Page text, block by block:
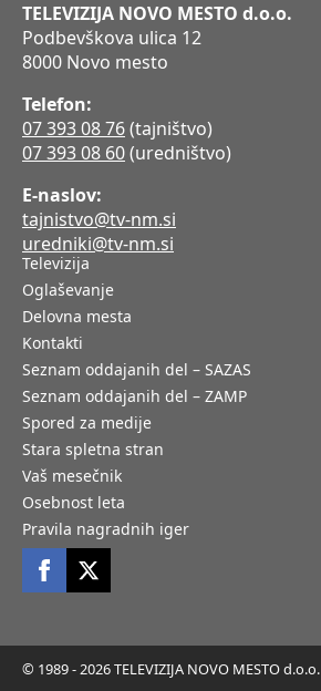
TELEVIZIJA NOVO MESTO d.o.o.
Podbevškova ulica 12
8000 Novo mesto
Telefon:
07 393 08 76(tajništvo)
07 393 08 60(uredništvo)
E-naslov:
tajnistvo@tv-nm.si
uredniki@tv-nm.si
Televizija
Oglaševanje
Delovna mesta
Kontakti
Seznam oddajanih del – SAZAS
Seznam oddajanih del – ZAMP
Spored za medije
Stara spletna stran
Vaš mesečnik
Osebnost leta
Pravila nagradnih iger
© 1989 - 2026 TELEVIZIJA NOVO MESTO d.o.o.